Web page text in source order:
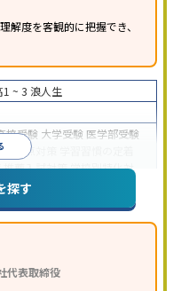
解度を客観的に把握でき、
1 ~ 3 浪人生
校受験 大学受験 医学部受験
内申点対策
推薦入試対策学校別特化対
策 共通テスト対策
の他科目別特化対策
トを利用
習のみの受講可
探す
代表取締役